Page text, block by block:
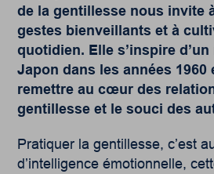
de la gentillesse nous invite
gestes bienveillants et à
quotidien. Elle s’inspire
Japon dans les années 1960
remettre au cœur des
gentillesse et le souci des
Pratiquer la gentillesse, c’est
d’intelligence émotionnelle,